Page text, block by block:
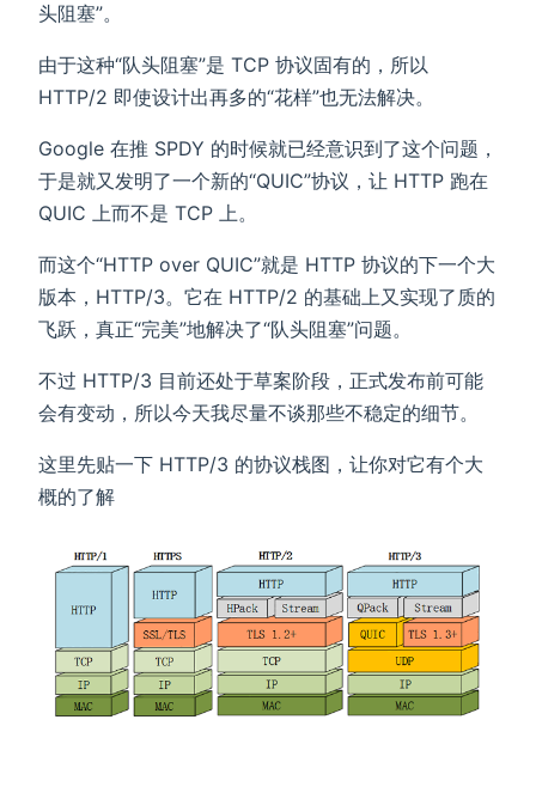
头阻塞”。
由于这种“队头阻塞”是 TCP 协议固有的，所以
HTTP/2 即使设计出再多的“花样”也无法解决。
Google 在推 SPDY 的时候就已经意识到了这个问题，
于是就又发明了一个新的“QUIC”协议，让 HTTP 跑在
QUIC 上而不是 TCP 上。
而这个“HTTP over QUIC”就是 HTTP 协议的下一个大
版本，HTTP/3。它在 HTTP/2 的基础上又实现了质的
飞跃，真正“完美”地解决了“队头阻塞”问题。
不过 HTTP/3 目前还处于草案阶段，正式发布前可能
会有变动，所以今天我尽量不谈那些不稳定的细节。
这里先贴一下 HTTP/3 的协议栈图，让你对它有个大
概的了解